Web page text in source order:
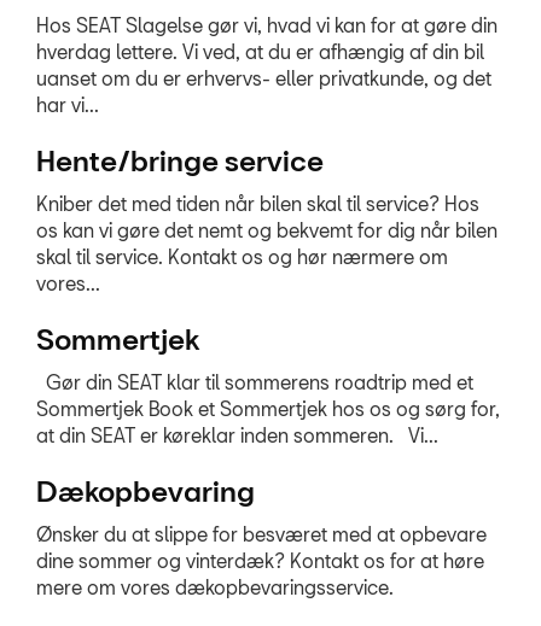
TILBEHØR
NYHEDER
JOB OG KARRIERE
Hos SEAT Slagelse gør vi, hvad vi kan for at gøre din
hverdag lettere. Vi ved, at du er afhængig af din bil
uanset om du er erhvervs- eller privatkunde, og det
har vi...
Hente/bringe service
Kniber det med tiden når bilen skal til service? Hos
os kan vi gøre det nemt og bekvemt for dig når bilen
skal til service. Kontakt os og hør nærmere om
vores...
Sommertjek
Gør din SEAT klar til sommerens roadtrip med et
Sommertjek Book et Sommertjek hos os og sørg for,
at din SEAT er køreklar inden sommeren. Vi...
Dækopbevaring
Ønsker du at slippe for besværet med at opbevare
dine sommer og vinterdæk? Kontakt os for at høre
mere om vores dækopbevaringsservice.